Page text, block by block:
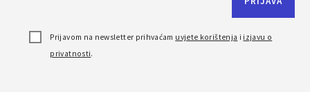
Prijavom na newsletter prihvaćam uvjete korištenja i izjavu o
privatnosti.